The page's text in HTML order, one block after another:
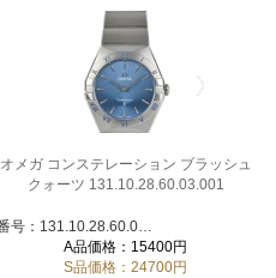
オメガ コンステレーション ブラッシュ
クォーツ 131.10.28.60.03.001
番号：131.10.28.60.03.001
A品価格：15400円
S品価格：24700円